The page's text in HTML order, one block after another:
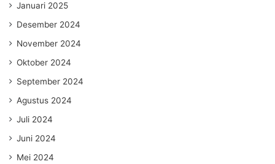
Januari 2025
Desember 2024
November 2024
Oktober 2024
September 2024
Agustus 2024
Juli 2024
Juni 2024
Mei 2024